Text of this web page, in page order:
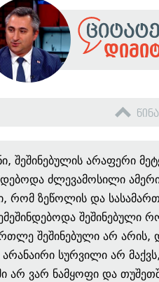
შეშინებულის არაფერი
ძლევამოსილი
რომ ზეწოლის და
შეშინებული
შეშინებული არ არის,
სურვილი არ
არ ვარ ნამყოფი და